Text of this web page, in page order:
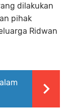
dilakukan
pihak
Ridwan